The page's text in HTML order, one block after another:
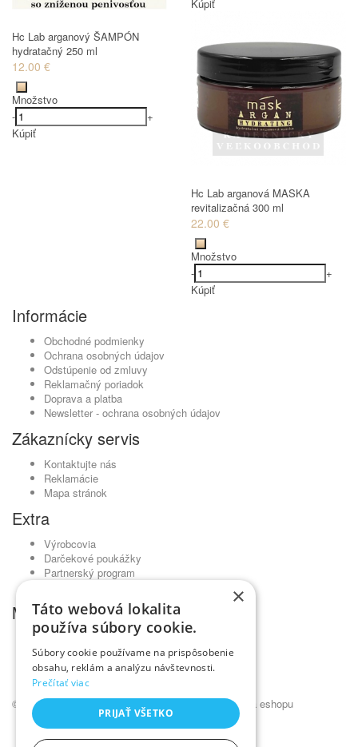
Hc Lab arganový ŠAMPÓN
hydratačný 250 ml
12.00 €
Množstvo
-
+
Kúpiť
Kúpiť
Hc Lab arganová MASKA
revitalizačná 300 ml
22.00 €
Množstvo
-
+
Kúpiť
Informácie
Obchodné podmienky
Ochrana osobných údajov
Odstúpenie od zmluvy
Reklamačný poriadok
Doprava a platba
Newsletter - ochrana osobných údajov
Zákaznícky servis
Kontaktujte nás
Reklamácie
Mapa stránok
Extra
Výrobcovia
Darčekové poukážky
Partnerský program
Môj účet
Môj účet
História objednávok
Obľúbené produkty
Novinky
© Kadernícky veľkoobchod •NajReklama.sk - tvorba eshopu
×
Táto webová lokalita
používa súbory cookie.
Súbory cookie používame na prispôsobenie
obsahu, reklám a analýzu návštevnosti.
Prečítať viac
PRIJAŤ VŠETKO